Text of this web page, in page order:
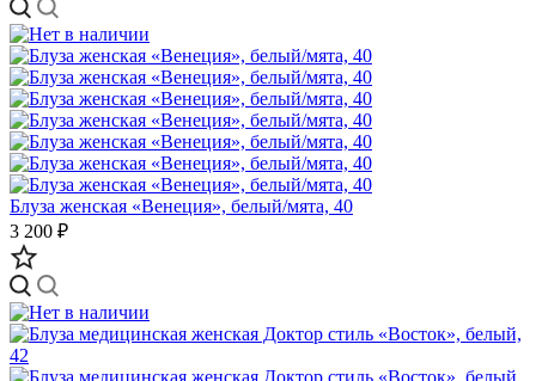
Блуза женская «Венеция», белый/мята, 40
3 200 ₽